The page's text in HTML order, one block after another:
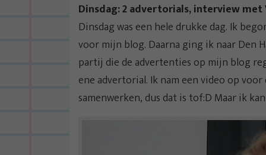
Dinsdag: 2 advertorials, interview met
Dinsdag was een hele drukke dag. Ik
voor mijn blog. Daarna ging ik naar Den
partij die de advertenties op mijn blog
ene advertorial. Ik nam een video op
samenwerken, dus dat is tof:D Maar ik